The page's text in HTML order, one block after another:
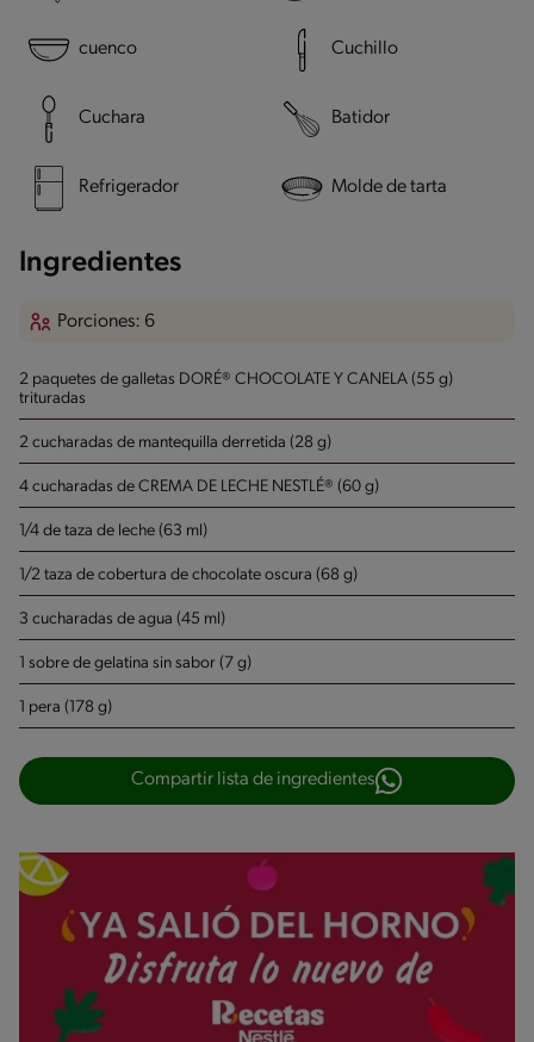
cuenco Cuchillo
Cuchara Batidor
Refrigerador Molde de tarta
Ingredientes
Porciones: 6
2 paquetes de galletas DORÉ® CHOCOLATE Y CANELA (55 g)
trituradas
2 cucharadas de mantequilla derretida (28 g)
4 cucharadas de CREMA DE LECHE NESTLÉ® (60 g)
1/4 de taza de leche (63 ml)
1/2 taza de cobertura de chocolate oscura (68 g)
3 cucharadas de agua (45 ml)
1 sobre de gelatina sin sabor (7 g)
1 pera (178 g)
Compartir lista de ingredientes